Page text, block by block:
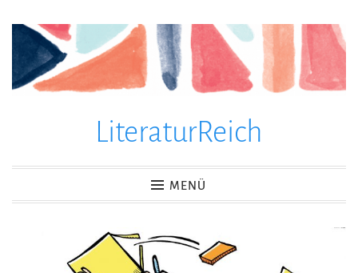
Zum
springen
LiteraturReich
MENÜ